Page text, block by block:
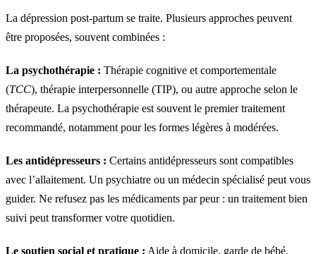
La dépression post-partum se traite. Plusieurs approches peuvent
être proposées, souvent combinées :
La psychothérapie : Thérapie cognitive et comportementale
(TCC), thérapie interpersonnelle (TIP), ou autre approche selon le
thérapeute. La psychothérapie est souvent le premier traitement
recommandé, notamment pour les formes légères à modérées.
Les antidépresseurs : Certains antidépresseurs sont compatibles
avec l’allaitement. Un psychiatre ou un médecin spécialisé peut vous
guider. Ne refusez pas les médicaments par peur : un traitement bien
suivi peut transformer votre quotidien.
Le soutien social et pratique : Aide à domicile, garde de bébé,